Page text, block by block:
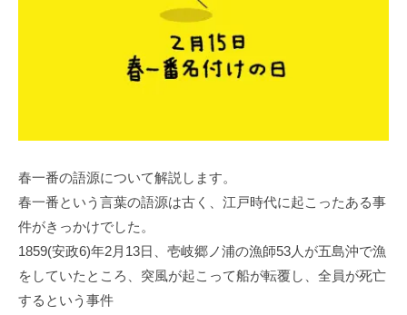
春一番の語源について解説します。
春一番という言葉の語源は古く、江戸時代に起こったある事
件がきっかけでした。
1859(安政6)年2月13日、壱岐郷ノ浦の漁師53人が五島沖で漁
をしていたところ、突風が起こって船が転覆し、全員が死亡
するという事件